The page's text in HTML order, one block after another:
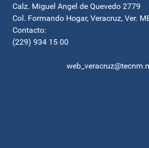
Calz. Miguel Angel de Quevedo 2779
Col. Formando Hogar, Veracruz, Ver.
Contacto:
(229) 934 15 00